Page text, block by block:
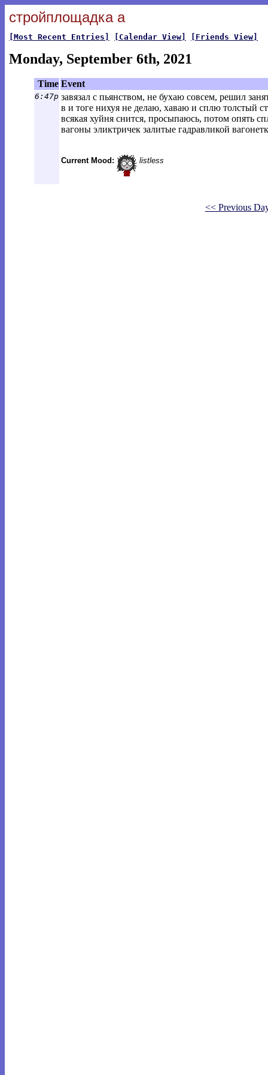
стройплощадка а
[Most Recent Entries] [Calendar View] [Friends View]
Monday, September 6th, 2021
Time Event
6:47p завязал с пьянством, не бухаю совсем, решил
в и тоге нихуя не делаю, хаваю и сплю толстый
всякая хуйня снится, просыпаюсь, потом опять
вагоны эликтричек залитые гадравликой
Current Mood: listless
<< Previous